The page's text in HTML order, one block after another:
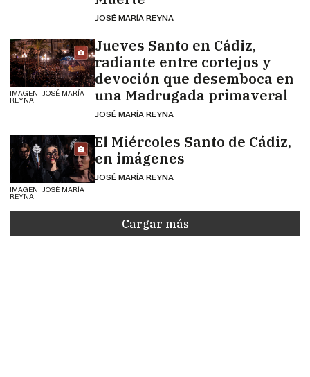
JOSÉ MARÍA REYNA
IMAGEN: JOSÉ MARÍA
REYNA
Jueves Santo en Cádiz,
radiante entre cortejos y
devoción que desemboca en
una Madrugada primaveral
JOSÉ MARÍA REYNA
IMAGEN: JOSÉ MARÍA
REYNA
El Miércoles Santo de Cádiz,
en imágenes
JOSÉ MARÍA REYNA
Cargar más